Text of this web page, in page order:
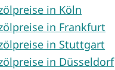
in Köln
in Frankfurt
in Stuttgart
in Düsseldorf